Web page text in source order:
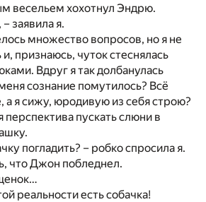
весельем хохотнул Эндрю.
заявила я.
множество вопросов, но я не
и, признаюсь, чуток стеснялась
Вдруг я так долбанулась
сознание помутилось? Всё
а я сижу, юродивую из себя строю?
пускать слюни в
погладить? – робко спросила я.
что Джон побледнел.
реальности есть собачка!